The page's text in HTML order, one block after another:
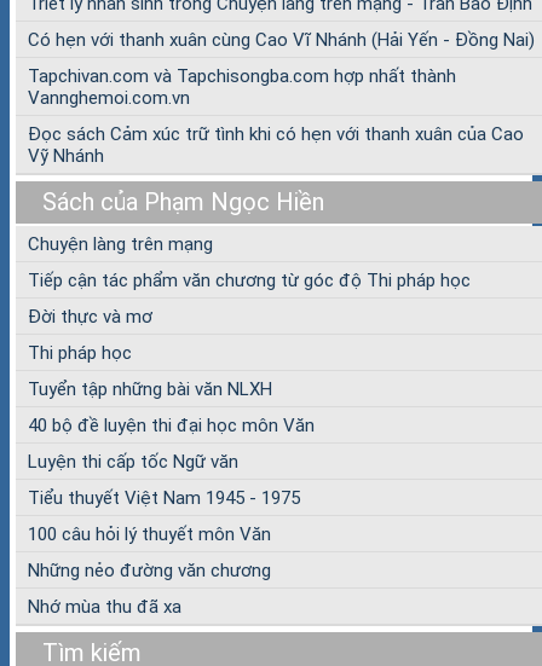
Có hẹn với thanh xuân cùng Cao Vĩ Nhánh (Hải Yến - Đồng Nai)
Tapchivan.com và Tapchisongba.com hợp nhất thành
Vannghemoi.com.vn
Đọc sách Cảm xúc trữ tình khi có hẹn với thanh xuân của Cao
Vỹ Nhánh
Sách của Phạm Ngọc Hiền
Chuyện làng trên mạng
Tiếp cận tác phẩm văn chương từ góc độ Thi pháp học
Đời thực và mơ
Thi pháp học
Tuyển tập những bài văn NLXH
40 bộ đề luyện thi đại học môn Văn
Luyện thi cấp tốc Ngữ văn
Tiểu thuyết Việt Nam 1945 - 1975
100 câu hỏi lý thuyết môn Văn
Những nẻo đường văn chương
Nhớ mùa thu đã xa
Tìm kiếm